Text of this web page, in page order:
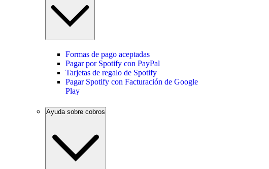
Formas de pago aceptadas
Pagar por Spotify con PayPal
Tarjetas de regalo de Spotify
Pagar Spotify con Facturación de Google
Play
Ayuda sobre cobros